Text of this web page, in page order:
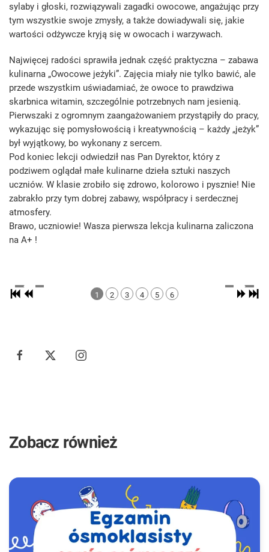
sylaby i głoski, rozwiązywali zagadki owocowe, angażując przy
tym wszystkie swoje zmysły, a także dowiadywali się, jakie
wartości odżywcze kryją się w owocach i warzywach.
Najwięcej radości sprawiła jednak część praktyczna – zabawa
kulinarna „Owocowe jeżyki”. Zajęcia miały nie tylko bawić, ale
przede wszystkim uświadamiać, że owoce to prawdziwa
skarbnica witamin, szczególnie potrzebnych nam jesienią.
Pierwszaki z ogromnym zaangażowaniem przystąpiły do pracy,
wykazując się pomysłowością i kreatywnością – każdy „jeżyk”
był wyjątkowy, bo wykonany z sercem.
Pod koniec lekcji odwiedził nas Pan Dyrektor, który z
podziwem oglądał małe kulinarne dzieła sztuki naszych
uczniów. W klasie zrobiło się zdrowo, kolorowo i pysznie! Nie
zabrakło przy tym dobrej zabawy, współpracy i serdecznej
atmosfery.
Brawo, uczniowie! Wasza pierwsza lekcja kulinarna zaliczona
na A+ !
1 2 3 4 5 6
Zobacz również